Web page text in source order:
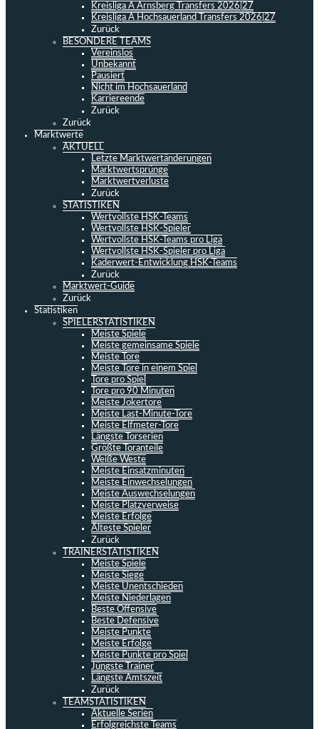
Kreisliga A Arnsberg Transfers 2026|27
Kreisliga A Hochsauerland Transfers 2026|27
Zurück
BESONDERE TEAMS
Vereinslos
Unbekannt
Pausiert
Nicht im Hochsauerland
Karriereende
Zurück
Zurück
Marktwerte
AKTUELL
Letzte Marktwertänderungen
Marktwertsprünge
Marktwertverluste
Zurück
STATISTIKEN
Wertvollste HSK-Teams
Wertvollste HSK-Spieler
Wertvollste HSK-Teams pro Liga
Wertvollste HSK-Spieler pro Liga
Kaderwert-Entwicklung HSK-Teams
Zurück
Marktwert-Guide
Zurück
Statistiken
SPIELERSTATISTIKEN
Meiste Spiele
Meiste gemeinsame Spiele
Meiste Tore
Meiste Tore in einem Spiel
Tore pro Spiel
Tore pro 90 Minuten
Meiste Jokertore
Meiste Last-Minute-Tore
Meiste Elfmeter-Tore
Längste Torserien
Größte Toranteile
Weiße Weste
Meiste Einsatzminuten
Meiste Einwechselungen
Meiste Auswechselungen
Meiste Platzverweise
Meiste Erfolge
Älteste Spieler
Zurück
TRAINERSTATISTIKEN
Meiste Spiele
Meiste Siege
Meiste Unentschieden
Meiste Niederlagen
Beste Offensive
Beste Defensive
Meiste Punkte
Meiste Erfolge
Meiste Punkte pro Spiel
Jüngste Trainer
Längste Amtszeit
Zurück
TEAMSTATISTIKEN
Aktuelle Serien
Erfolgreichste Teams